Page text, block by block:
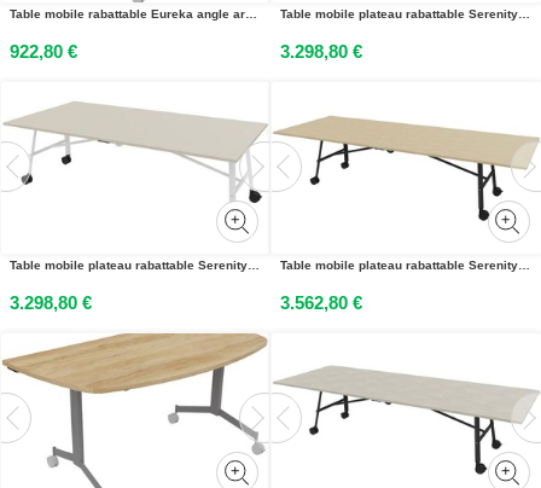
Table mobile rabattable Eureka angle arrondi à gauche - L.170 x P.80 cm - Plateau Chêne - Pieds Noir
922,80 €
Table mobile plateau rabattable Serenity 240 x 120 cm Béton – Pied Blanc
3.298,80 €
Table mobile plateau rabattable Serenity 240 x 120 cm Orme Blanchi – Pied Blanc
3.298,80 €
Table mobile plateau rabattable Serenity 320 x 120 cm Chêne – Pied Noir
3.562,80 €